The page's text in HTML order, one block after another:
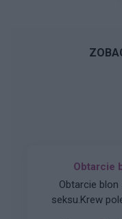
Obtarcie
Obtarcie
seksu.Krew